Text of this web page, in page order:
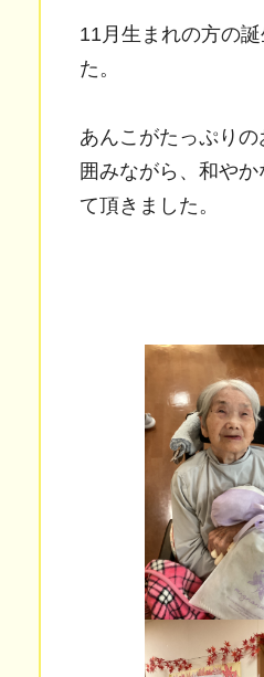
11月生まれの方の
た。
あんこがたっぷり
囲みながら、和や
て頂きました。